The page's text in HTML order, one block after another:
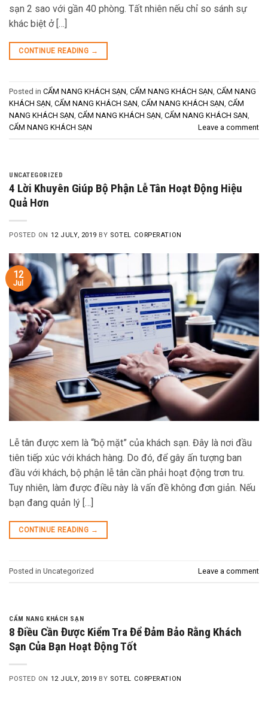
sạn 2 sao với gần 40 phòng. Tất nhiên nếu chỉ so sánh sự
khác biệt ở […]
CONTINUE READING →
Posted in CẨM NANG KHÁCH SẠN CẨM NANG KHÁCH SẠN CẨM NANG
KHÁCH SẠN CẨM NANG KHÁCH SẠN CẨM NANG KHÁCH SẠN CẨM
NANG KHÁCH SẠN CẨM NANG KHÁCH SẠN CẨM NANG KHÁCH SẠN
CẨM NANG KHÁCH SẠN
Leave a comment
UNCATEGORIZED
4 Lời Khuyên Giúp Bộ Phận Lễ Tân Hoạt Động Hiệu
Quả Hơn
POSTED ON 12 JULY, 2019 BY SOTEL CORPERATION
12
Jul
Lễ tân được xem là “bộ mặt” của khách sạn. Đây là nơi đầu
tiên tiếp xúc với khách hàng. Do đó, để gây ấn tượng ban
đầu với khách, bộ phận lễ tân cần phải hoạt động trơn tru.
Tuy nhiên, làm được điều này là vấn đề không đơn giản. Nếu
bạn đang quản lý […]
CONTINUE READING →
Posted in Uncategorized Leave a comment
CẨM NANG KHÁCH SẠN
8 Điều Cần Được Kiểm Tra Để Đảm Bảo Rằng Khách
Sạn Của Bạn Hoạt Động Tốt
POSTED ON 12 JULY, 2019 BY SOTEL CORPERATION